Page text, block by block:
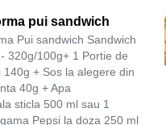
pui sandwich
Pui sandwich Sandwich
320g/100g+ 1 Portie de
140g + Sos la alegere din
40g + Apa
sticla 500 ml sau 1
Pepsi la doza 250 ml